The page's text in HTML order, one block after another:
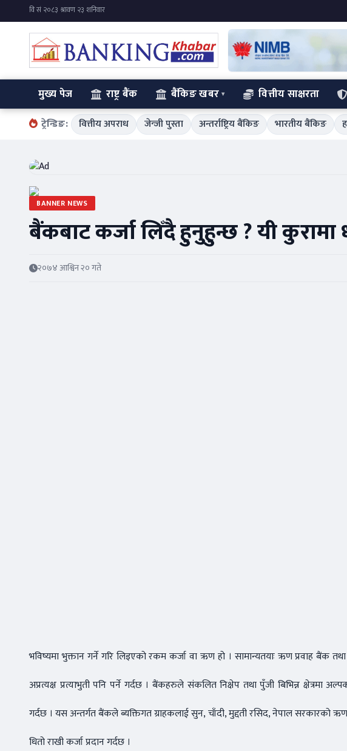
मुख्य पेज राष्ट्र बैंक बैंकिङ खबर वित्तीय साक्षरता
ट्रेन्डिङ: वित्तीय अपराध जेन्जी पुस्ता अन्तर्राष्ट्रिय बैंकिङ भारतीय बैंकिङ
BANNER NEWS
बैंकबाट कर्जा लिँदै हुनुहुन्छ ? यी कुरामा
२०७४ आश्विन २० गते
भविष्यमा भुक्तान गर्ने गरि लिइएको रकम कर्जा वा ऋण हो । सामान्यतयाः ऋण प्रवाह बैंक तथा
अप्रत्यक्ष प्रत्याभुती पनि पर्ने गर्दछ । बैंकहरुले संकलित निक्षेप तथा पुँजी बिभिन्न क्षेत्रमा
गर्दछ । यस अन्तर्गत बैंकले ब्यक्तिगत ग्राहकलाई सुन, चाँदी, मुद्दती रसिद, नेपाल सरकारको
धितो राखी कर्जा प्रदान गर्दछ ।